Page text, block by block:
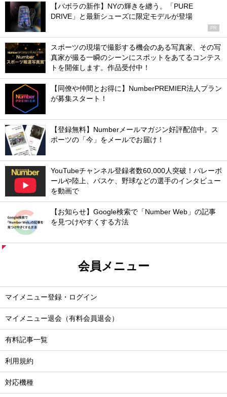
【バボラの新作】NYの輝きを纏う。「PURE
DRIVE」と最新シューズに限定モデルが登場
PR
スポーツの現場で撮影する機会のある写真家、その写
真家が撮る一瞬のシーンにスポットをあてるコンテス
トを開催します。作品受付中！
【同僚や仲間とお得に】NumberPREMIER法人プラン
が募集スタート！
【登録無料】Numberメールマガジン好評配信中。ス
ポーツの「今」をメールでお届け！
YouTubeチャンネル登録者数60,000人突破！バレーボ
ールや陸上、バスケ、野球などの選手のインタビュー
を動画で
【お知らせ】Google検索で「Number Web」の記事
を見つけやすくする方法
会員メニュー
マイメニュー登録・ログイン
マイメニュー退会（有料会員退会）
有料記事一覧
利用規約
対応機種